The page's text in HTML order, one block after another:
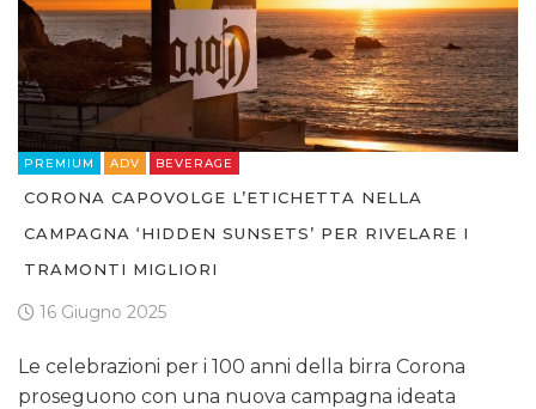
PREMIUM ADV BEVERAGE
CORONA CAPOVOLGE L’ETICHETTA NELLA
CAMPAGNA ‘HIDDEN SUNSETS’ PER RIVELARE I
TRAMONTI MIGLIORI
16 Giugno 2025
Le celebrazioni per i 100 anni della birra Corona
proseguono con una nuova campagna ideata